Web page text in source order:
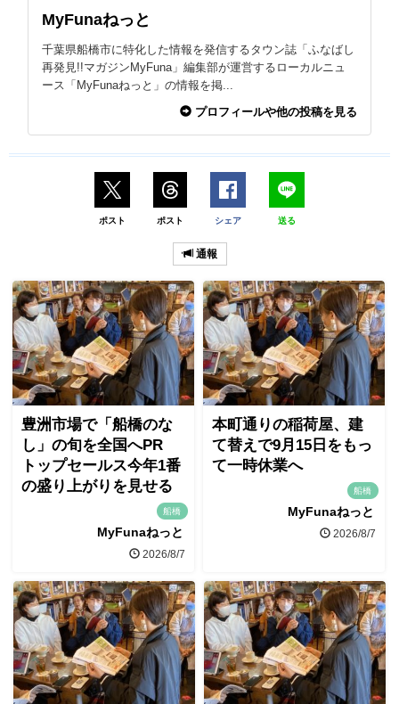
MyFunaねっと
千葉県船橋市に特化した情報を発信するタウン誌「ふなばし
再発見!!マガジンMyFuna」編集部が運営するローカルニュ
ース「MyFunaねっと」の情報を掲...
プロフィールや他の投稿を見る
ポスト ポスト シェア 送る
通報
豊洲市場で「船橋のな
し」の旬を全国へPR
トップセールス今年1番
の盛り上がりを見せる
船橋
MyFunaねっと
2026/8/7
本町通りの稲荷屋、建
て替えで9月15日をもっ
て一時休業へ
船橋
MyFunaねっと
2026/8/7